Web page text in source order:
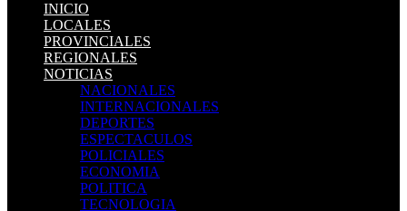
INICIO
LOCALES
PROVINCIALES
REGIONALES
NOTICIAS
NACIONALES
INTERNACIONALES
DEPORTES
ESPECTACULOS
POLICIALES
ECONOMIA
POLITICA
TECNOLOGIA